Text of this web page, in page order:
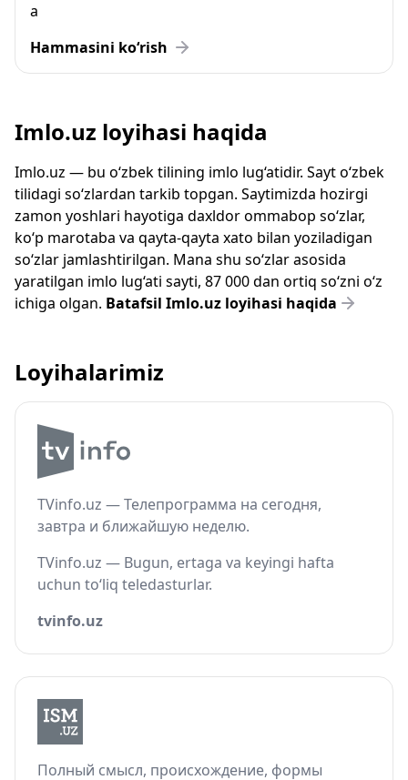
a
Hammasini ko‘rish
Imlo.uz loyihasi haqida
Imlo.uz — bu o‘zbek tilining imlo lug‘atidir. Sayt o‘zbek
tilidagi so‘zlardan tarkib topgan. Saytimizda hozirgi
zamon yoshlari hayotiga daxldor ommabop so‘zlar,
ko‘p marotaba va qayta-qayta xato bilan yoziladigan
so‘zlar jamlashtirilgan. Mana shu so‘zlar asosida
yaratilgan imlo lug‘ati sayti, 87 000 dan ortiq so‘zni o‘z
ichiga olgan. Batafsil Imlo.uz loyihasi haqida
Loyihalarimiz
TVinfo.uz — Телепрограмма на сегодня,
завтра и ближайшую неделю.
TVinfo.uz — Bugun, ertaga va keyingi hafta
uchun to‘liq teledasturlar.
tvinfo.uz
Полный смысл, происхождение, формы